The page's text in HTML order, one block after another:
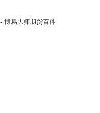
- 博易大师期货百科